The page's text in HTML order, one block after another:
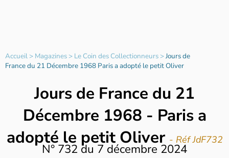
Accueil> Magazines> Le Coin des Collectionneurs>Jours de
France du 21 Décembre 1968 Paris a adopté le petit Oliver
Jours de France du 21
Décembre 1968 - Paris a
adopté le petit Oliver - Réf JdF732
N° 732 du 7 décembre 2024